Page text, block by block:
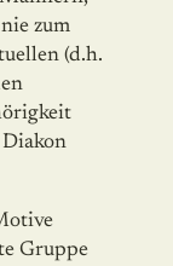
zum
(d.h.
Grup­pe